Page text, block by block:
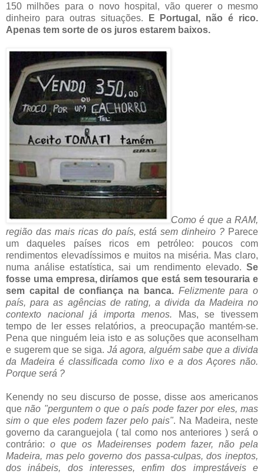
150 milhões para o novo hospital, vão querer o mesmo
dinheiro para outras situações.
E Portugal, não é rico.
Apenas tem sorte de os juros estarem baixos.
Como é que a RAM,
região das mais ricas do país, está sem dinheiro ? Parece
um daqueles países ricos em petróleo: poucos com
rendimentos elevadíssimos e muitos na miséria. Mas claro,
numa análise estatística, sai um rendimento elevado. Se
fosse uma empresa, diríamos que está sem tesouraria e
sem capital de confiança na banca. Felizmente para o
país, para as agências de rating, a divida da Madeira no
contexto nacional já importa menos. Mas, se tivessem
tempo de ler esses relatórios, a preocupação mantém-se.
Pena que ninguém leia isto e as soluções que aconselham
e sugerem que se siga. Já agora, alguém sabe que a divida
da Madeira é classificada como lixo e a dos Açores não.
Porque será ?
Kenendy no seu discurso de posse, disse aos americanos
que não "perguntem o que o país pode fazer por eles, mas
sim o que eles podem fazer pelo pais". Na Madeira, neste
governo da caranguejola ( tal como nos anteriores ) será o
contrário: o que os Madeirenses podem fazer, não pela
Madeira, mas pelo governo dos passa-culpas, dos ineptos,
dos inábeis, dos interesses, enfim dos imprestáveis e